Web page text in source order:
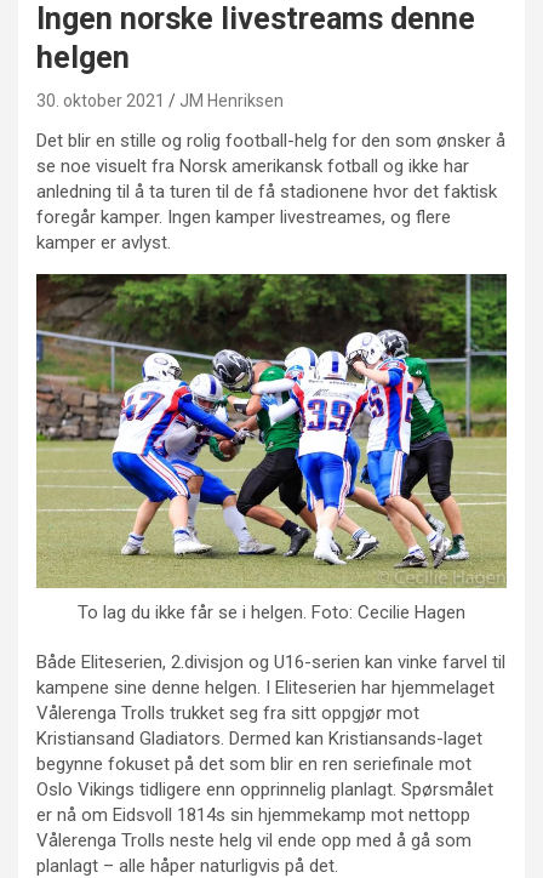
Ingen norske livestreams denne
helgen
30. oktober 2021 JM Henriksen
Det blir en stille og rolig football-helg for den som ønsker å
se noe visuelt fra Norsk amerikansk fotball og ikke har
anledning til å ta turen til de få stadionene hvor det faktisk
foregår kamper. Ingen kamper livestreames, og flere
kamper er avlyst.
To lag du ikke får se i helgen. Foto: Cecilie Hagen
Både Eliteserien, 2.divisjon og U16-serien kan vinke farvel til
kampene sine denne helgen. I Eliteserien har hjemmelaget
Vålerenga Trolls trukket seg fra sitt oppgjør mot
Kristiansand Gladiators. Dermed kan Kristiansands-laget
begynne fokuset på det som blir en ren seriefinale mot
Oslo Vikings tidligere enn opprinnelig planlagt. Spørsmålet
er nå om Eidsvoll 1814s sin hjemmekamp mot nettopp
Vålerenga Trolls neste helg vil ende opp med å gå som
planlagt – alle håper naturligvis på det.